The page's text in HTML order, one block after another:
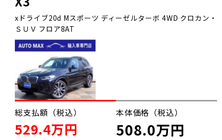
xドライブ20d Mスポーツ ディーゼルターボ 4WD クロカン・
ＳＵＶ フロア8AT
総支払額（税込）
529.4万円
本体価格（税込）
508.0万円